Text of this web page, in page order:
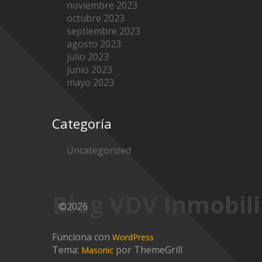
noviembre 2023
octubre 2023
septiembre 2023
agosto 2023
julio 2023
junio 2023
mayo 2023
Categoría
Uncategorized
Blog VDV
©2026
Funciona con WordPress
Tema: Masonic por ThemeGrill